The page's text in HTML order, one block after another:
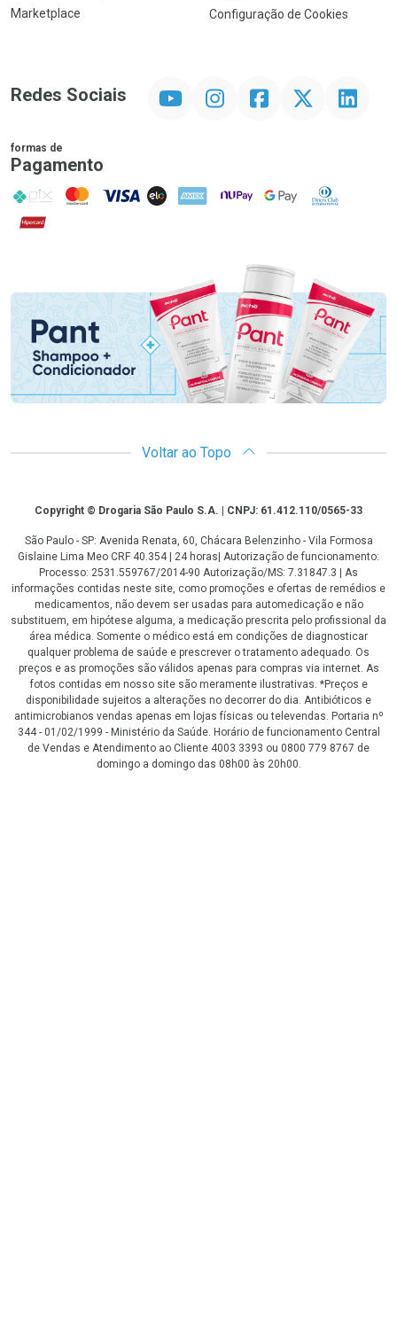
Marketplace
Configuração de Cookies
Redes Sociais InstagramFacebookTwitter Linkedin
formas de
Pagamento
PIX MasterCard
VISA ELO AMEX NuPay Google PayDiners Club
Hipercard
Promoção em Destaque
Voltar ao Topo
CopyrightCopyright © Drogaria São Paulo S.A. | CNPJ: 61.412.110/0565-33
São Paulo - SP: Avenida Renata, 60, Chácara Belenzinho - Vila Formosa
Gislaine Lima Meo CRF 40.354 | 24 horas| Autorização de funcionamento:
Processo: 2531.559767/2014-90 Autorização/MS: 7.31847.3 | As
informações contidas neste site, como promoções e ofertas de remédios e
medicamentos, não devem ser usadas para automedicação e não
substituem, em hipótese alguma, a medicação prescrita pelo profissional da
área médica. Somente o médico está em condições de diagnosticar
qualquer problema de saúde e prescrever o tratamento adequado. Os
preços e as promoções são válidos apenas para compras via internet. As
fotos contidas em nosso site são meramente ilustrativas. *Preços e
disponibilidade sujeitos a alterações no decorrer do dia. Antibióticos e
antimicrobianos vendas apenas em lojas físicas ou televendas. Portaria nº
344 - 01/02/1999 - Ministério da Saúde. Horário de funcionamento Central
de Vendas e Atendimento ao Cliente 4003 3393 ou 0800 779 8767 de
domingo a domingo das 08h00 às 20h00.